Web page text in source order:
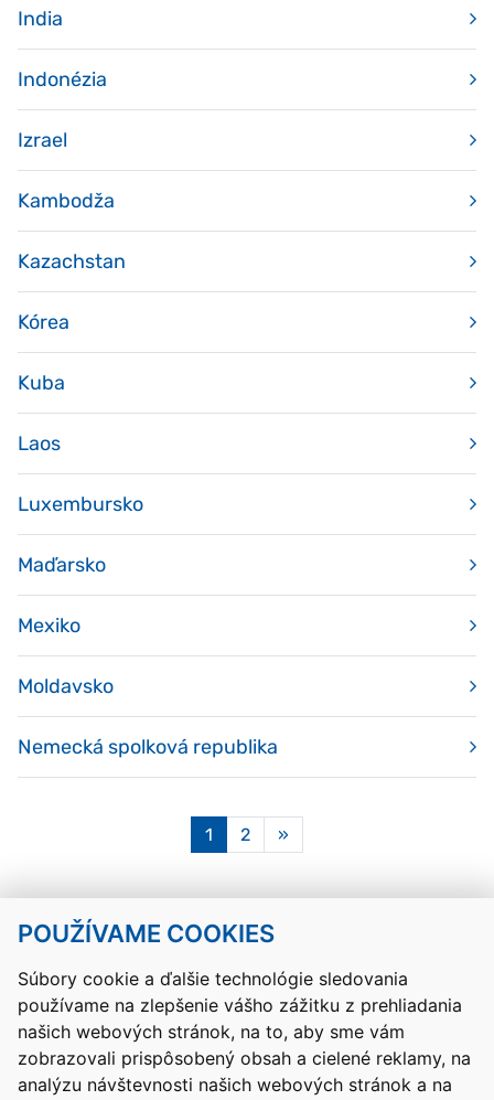
POUŽÍVAME COOKIES
Súbory cookie a ďalšie technológie sledovania
používame na zlepšenie vášho zážitku z prehliadania
našich webových stránok, na to, aby sme vám
zobrazovali prispôsobený obsah a cielené reklamy, na
analýzu návštevnosti našich webových stránok a na
India
Indonézia
Izrael
Kambodža
Kazachstan
Kórea
Kuba
Laos
Luxembursko
Maďarsko
Mexiko
Moldavsko
Nemecká spolková republika
1 Aktuálna
stránka
2 »
Kontakty Mapa stránky RSS
Vyhlásenie o prístupnosti
Nastavenia cookies
Prevádzkovateľom služby je Ministerstvo školstva, výskumu,